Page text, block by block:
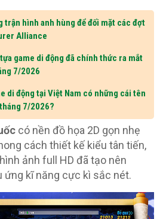
trận hình anh hùng để đối mặt các đợt
Alliance
game di động đã chính thức ra mắt
7/2026
di động tại Việt Nam có những cái tên
7/2026?
có nền đồ họa 2D gọn nhẹ
cách thiết kế kiểu tân tiến,
ảnh full HD đã tạo nên
ứng kĩ năng cực kì sắc nét.